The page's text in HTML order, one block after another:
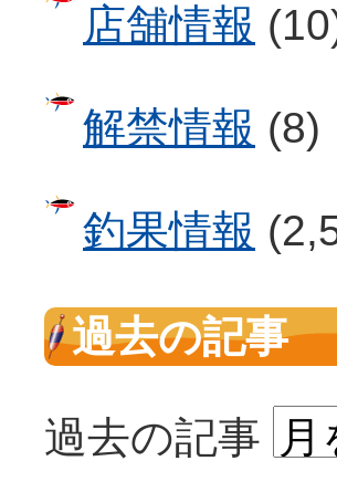
店舗情報
解禁情報 (8)
釣果情報
過去の記事
過去の記事